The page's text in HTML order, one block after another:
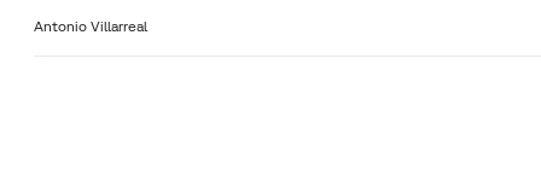
Antonio Villarreal